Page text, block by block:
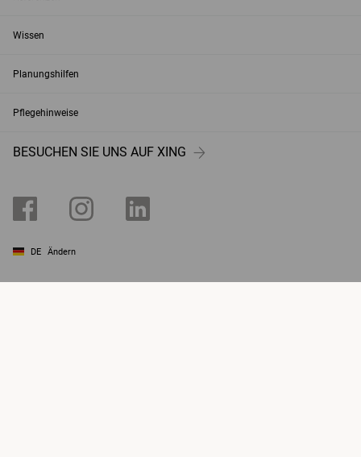
Wissen
Planungshilfen
Pflegehinweise
BESUCHEN SIE UNS AUF XING
DE Ändern